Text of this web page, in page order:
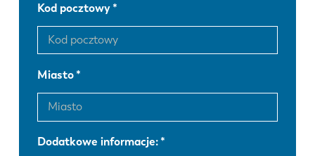
Kod pocztowy
Miasto
Dodatkowe informacje:
ES PT-PT
PL
KO CN